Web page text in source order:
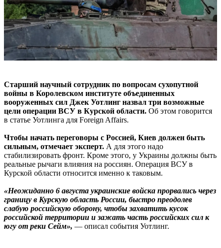
Старший научный сотрудник по вопросам сухопутной
войны в Королевском институте объединенных
вооруженных сил Джек Уотлинг назвал три возможные
цели операции ВСУ в Курской области. Об этом говорится
в статье Уотлинга для Foreign Affairs.
Чтобы начать переговоры с Россией, Киев должен быть
сильным, отмечает эксперт. А для этого надо
стабилизировать фронт. Кроме этого, у Украины должны быть
реальные рычаги влияния на россиян. Операция ВСУ в
Курской области относится именно к таковым.
«Неожиданно 6 августа украинские войска прорвались через
границу в Курскую область России, быстро преодолев
слабую российскую оборону, чтобы захватить кусок
российской территории и зажать часть российских сил к
югу от реки Сейм», — описал события Уотлинг.